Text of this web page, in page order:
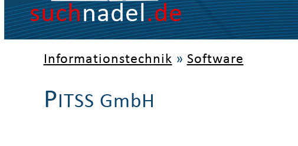
suchnadel.de
Informationstechnik » Software
PITSS GmbH